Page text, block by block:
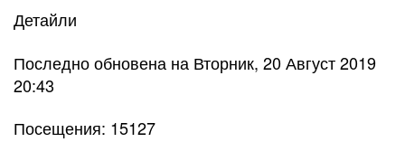
Детайли
Последно обновена на Вторник, 20 Август 2019
20:43
Посещения: 15127